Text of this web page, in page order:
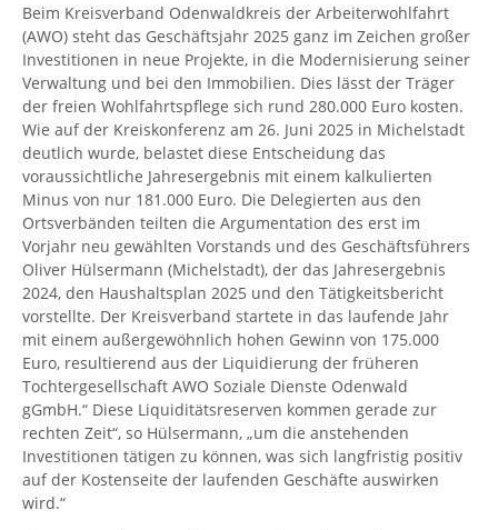
Beim Kreisverband Odenwaldkreis der Arbeiterwohlfahrt
(AWO) steht das Geschäftsjahr 2025 ganz im Zeichen großer
Investitionen in neue Projekte, in die Modernisierung seiner
Verwaltung und bei den Immobilien. Dies lässt der Träger
der freien Wohlfahrtspflege sich rund 280.000 Euro kosten.
Wie auf der Kreiskonferenz am 26. Juni 2025 in Michelstadt
deutlich wurde, belastet diese Entscheidung das
voraussichtliche Jahresergebnis mit einem kalkulierten
Minus von nur 181.000 Euro. Die Delegierten aus den
Ortsverbänden teilten die Argumentation des erst im
Vorjahr neu gewählten Vorstands und des Geschäftsführers
Oliver Hülsermann (Michelstadt), der das Jahresergebnis
2024, den Haushaltsplan 2025 und den Tätigkeitsbericht
vorstellte. Der Kreisverband startete in das laufende Jahr
mit einem außergewöhnlich hohen Gewinn von 175.000
Euro, resultierend aus der Liquidierung der früheren
Tochtergesellschaft AWO Soziale Dienste Odenwald
gGmbH.“ Diese Liquiditätsreserven kommen gerade zur
rechten Zeit“, so Hülsermann, „um die anstehenden
Investitionen tätigen zu können, was sich langfristig positiv
auf der Kostenseite der laufenden Geschäfte auswirken
wird.“